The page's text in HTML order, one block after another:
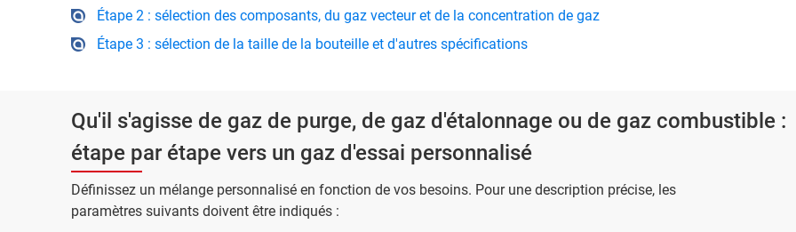
Étape 2 : sélection des composants, du gaz vecteur et de la concentration de gaz
Étape 3 : sélection de la taille de la bouteille et d'autres spécifications
Qu'il s'agisse de gaz de purge, de gaz d'étalonnage ou de gaz combustible :
étape par étape vers un gaz d'essai personnalisé
Définissez un mélange personnalisé en fonction de vos besoins. Pour une description précise, les
paramètres suivants doivent être indiqués :